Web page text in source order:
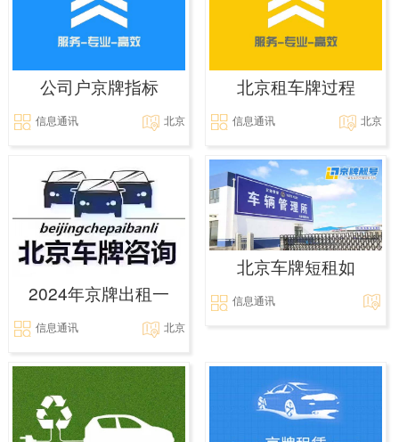
公司户京牌指标
信息通讯 北京
北京租车牌过程
信息通讯 北京
2024年京牌出租一
信息通讯 北京
北京车牌短租如
信息通讯